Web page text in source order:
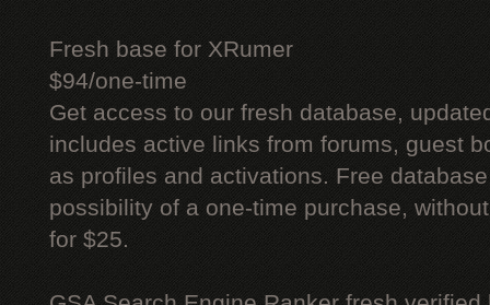
Fresh base for XRumer
$94/one-time
Get access to our fresh database,
includes active links from forums, guest
as profiles and activations. Free
possibility of a one-time purchase,
for $25.